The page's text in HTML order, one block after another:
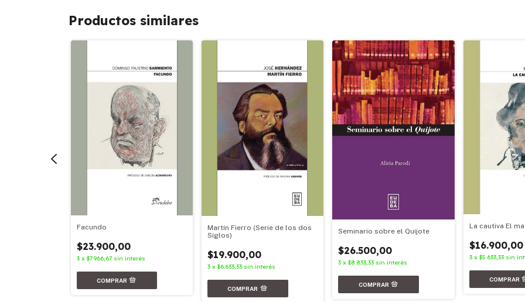
Productos similares
Facundo
$23.900,00
3 x $7.966,67 sin interés
Martín Fierro (Serie de los dos
Siglos)
$19.900,00
3 x$6.633,33 sin interés
Seminario sobre el Quijote
$26.500,00
3 x$8.833,33 sin interés
La cautiva El
$16.900,00
3 x $5.633,33 sin